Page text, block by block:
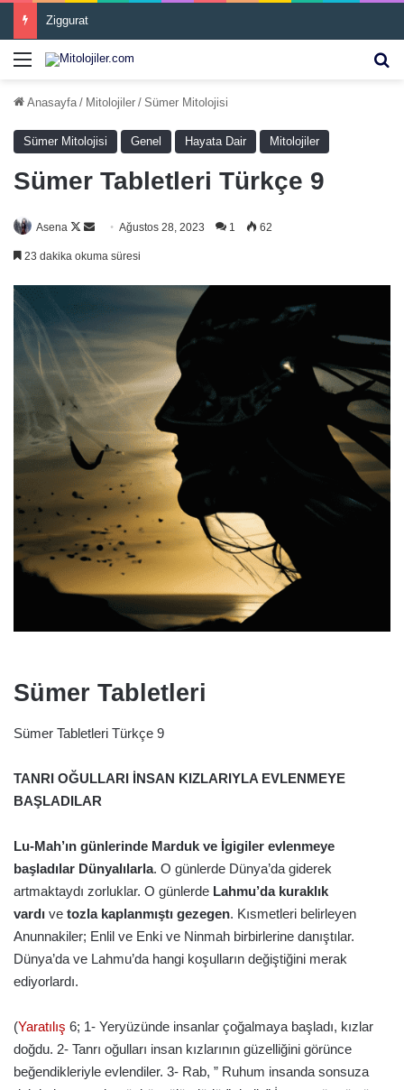
Ziggurat
Menü
Anasayfa / Mitolojiler / Sümer Mitolojisi
Sümer Mitolojisi Genel Hayata Dair Mitolojiler
Sümer Tabletleri Türkçe 9
Asena
Follow
Bir
göndermek
Ağustos 28, 2023 1 62
23 dakika okuma süresi
Sümer Tabletleri
Sümer Tabletleri Türkçe 9
TANRI OĞULLARI İNSAN KIZLARIYLA EVLENMEYE
BAŞLADILAR
Lu-Mah’ın günlerinde Marduk ve İgigiler evlenmeye
başladılar Dünyalılarla. O günlerde Dünya’da giderek
artmaktaydı zorluklar. O günlerde Lahmu’da kuraklık
vardı ve tozla kaplanmıştı gezegen. Kısmetleri belirleyen
Anunnakiler; Enlil ve Enki ve Ninmah birbirlerine danıştılar.
Dünya’da ve Lahmu’da hangi koşulların değiştiğini merak
ediyorlardı.
(Yaratılış 6; 1- Yeryüzünde insanlar çoğalmaya başladı, kızlar
doğdu. 2- Tanrı oğulları insan kızlarının güzelliğini görünce
beğendikleriyle evlendiler. 3- Rab, ” Ruhum insanda sonsuza